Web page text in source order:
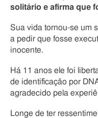
solitário e afirma que
Sua vida tornou-se um
a pedir que fosse
inocente.
Há 11 anos ele foi
de identificação por
agradecido pela
Longe de ter